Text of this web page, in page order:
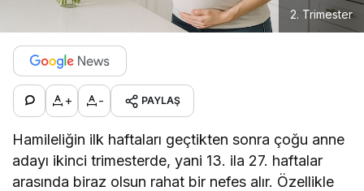
2. Trimester
+ - PAYLAŞ
Hamileliğin ilk haftaları geçtikten sonra çoğu anne
adayı ikinci trimesterde, yani 13. ila 27. haftalar
arasında biraz olsun rahat bir nefes alır. Özellikle